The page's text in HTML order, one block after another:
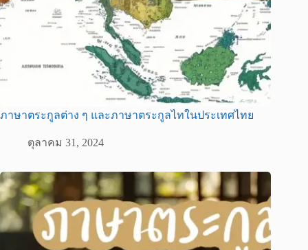
ภาษาตระกูลต่าง ๆ และภาษาตระกูลไทในประเทศไทย
ตุลาคม 31, 2024